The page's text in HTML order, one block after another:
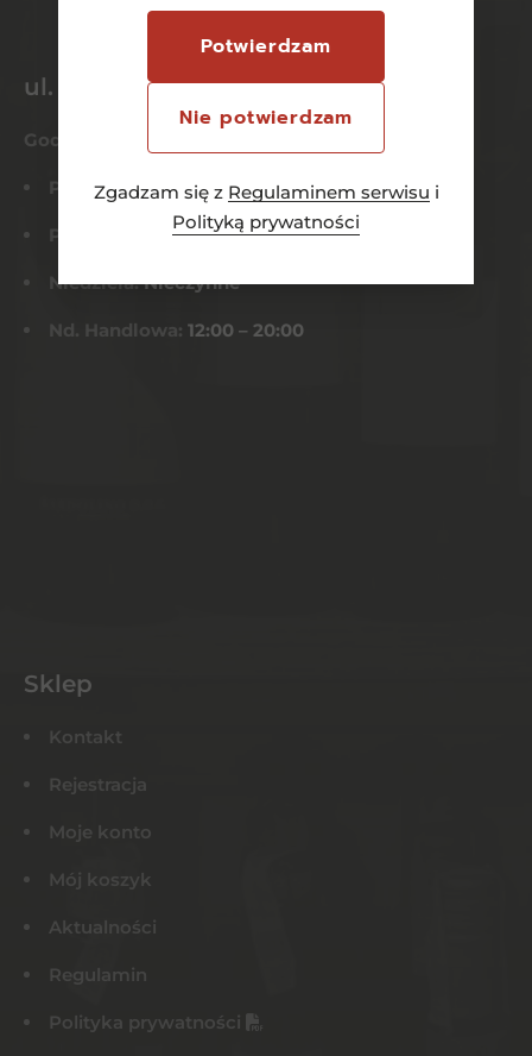
Potwierdzam
Nie potwierdzam
Zgadzam się z Regulaminem serwisu i
Polityką prywatności
ul. Bytowska 106
Godziny otwarcia
Pn-Czw:9:00 – 21:00
Pt-Sob: 9:00 – 22:00
Niedziela:Nieczynne
Nd. Handlowa: 12:00 – 20:00
Sklep
Kontakt
Rejestracja
Moje konto
Mój koszyk
Aktualności
Regulamin
Polityka prywatności